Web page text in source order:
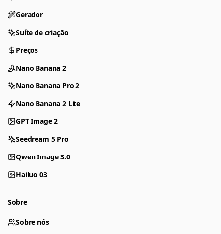
Gerador
Suíte de criação
Preços
Nano Banana 2
Nano Banana Pro 2
Nano Banana 2 Lite
GPT Image 2
Seedream 5 Pro
Qwen Image 3.0
Hailuo 03
Sobre
Sobre nós